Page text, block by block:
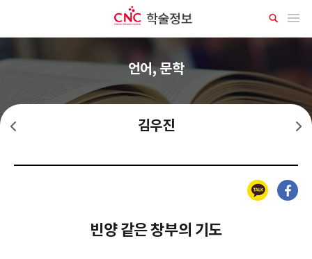
메뉴 열기
상
세
언어, 문학
김우진 김유정
카카오톡 페이스북
빈양 같은 창부의 기도